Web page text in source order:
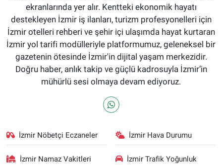
ekranlarında yer alır. Kentteki ekonomik hayatı
destekleyen İzmir iş ilanları, turizm profesyonelleri için
İzmir otelleri rehberi ve şehir içi ulaşımda hayat kurtaran
İzmir yol tarifi modülleriyle platformumuz, geleneksel bir
gazetenin ötesinde İzmir'in dijital yaşam merkezidir.
Doğru haber, anlık takip ve güçlü kadrosuyla İzmir’in
mühürlü sesi olmaya devam ediyoruz.
İzmir Nöbetçi Eczaneler İzmir Hava Durumu
İzmir Namaz Vakitleri
İzmir Trafik Yoğunluk